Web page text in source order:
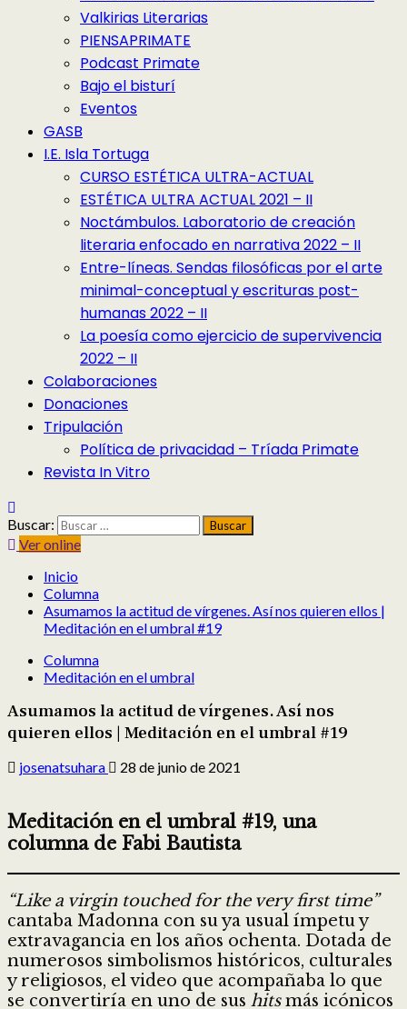
Valkirias Literarias
PIENSAPRIMATE
Podcast Primate
Bajo el bisturí
Eventos
GASB
I.E. Isla Tortuga
CURSO ESTÉTICA ULTRA-ACTUAL
ESTÉTICA ULTRA ACTUAL 2021 – II
Noctámbulos. Laboratorio de creación
literaria enfocado en narrativa 2022 – II
Entre-líneas. Sendas filosóficas por el arte
minimal-conceptual y escrituras post-
humanas 2022 – II
La poesía como ejercicio de supervivencia
2022 – II
Colaboraciones
Donaciones
Tripulación
Política de privacidad – Tríada Primate
Revista In Vitro
Buscar:
Ver online
Inicio
Columna
Asumamos la actitud de vírgenes. Así nos quieren ellos |
Meditación en el umbral #19
Columna
Meditación en el umbral
Asumamos la actitud de vírgenes. Así nos
quieren ellos | Meditación en el umbral #19
josenatsuhara 28 de junio de 2021
Meditación en el umbral #19, una
columna de Fabi Bautista
“Like a virgin touched for the very first time”
cantaba Madonna con su ya usual ímpetu y
extravagancia en los años ochenta. Dotada de
numerosos simbolismos históricos, culturales
y religiosos, el video que acompañaba lo que
se convertiría en uno de sus hitsmás icónicos